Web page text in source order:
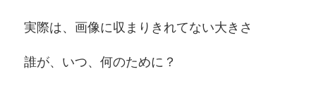
実際は、画像に収まりきれてない大きさ
誰が、いつ、何のために？